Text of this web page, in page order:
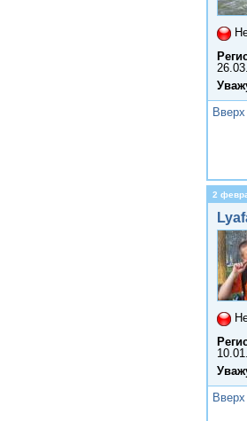
Вверх
2
Вверх